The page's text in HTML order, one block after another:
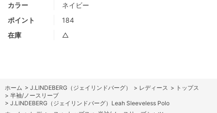
カラー
ネイビー
ポイント
184
在庫
△
ホーム > J.LINDEBERG（ジェイリンドバーグ） > レディース > トップス
> 半袖/ノースリーブ
> J.LINDEBERG（ジェイリンドバーグ）Leah Sleeveless Polo